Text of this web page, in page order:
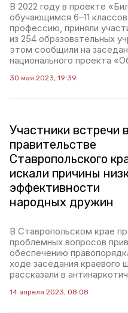
В 2022 году в проекте
обучающимся 6–11
профессию, приняли
из 254 образовательных
этом сообщили на
национального проекта
30 мая 2023, 19:39
Участники встречи в
правительстве
Ставропольского
искали причины
эффективности
народных дружин
В Ставропольском крае
проблемных вопросов
обеспечению
ходе заседания краевого
рассказали в
14 апреля 2023, 08:08